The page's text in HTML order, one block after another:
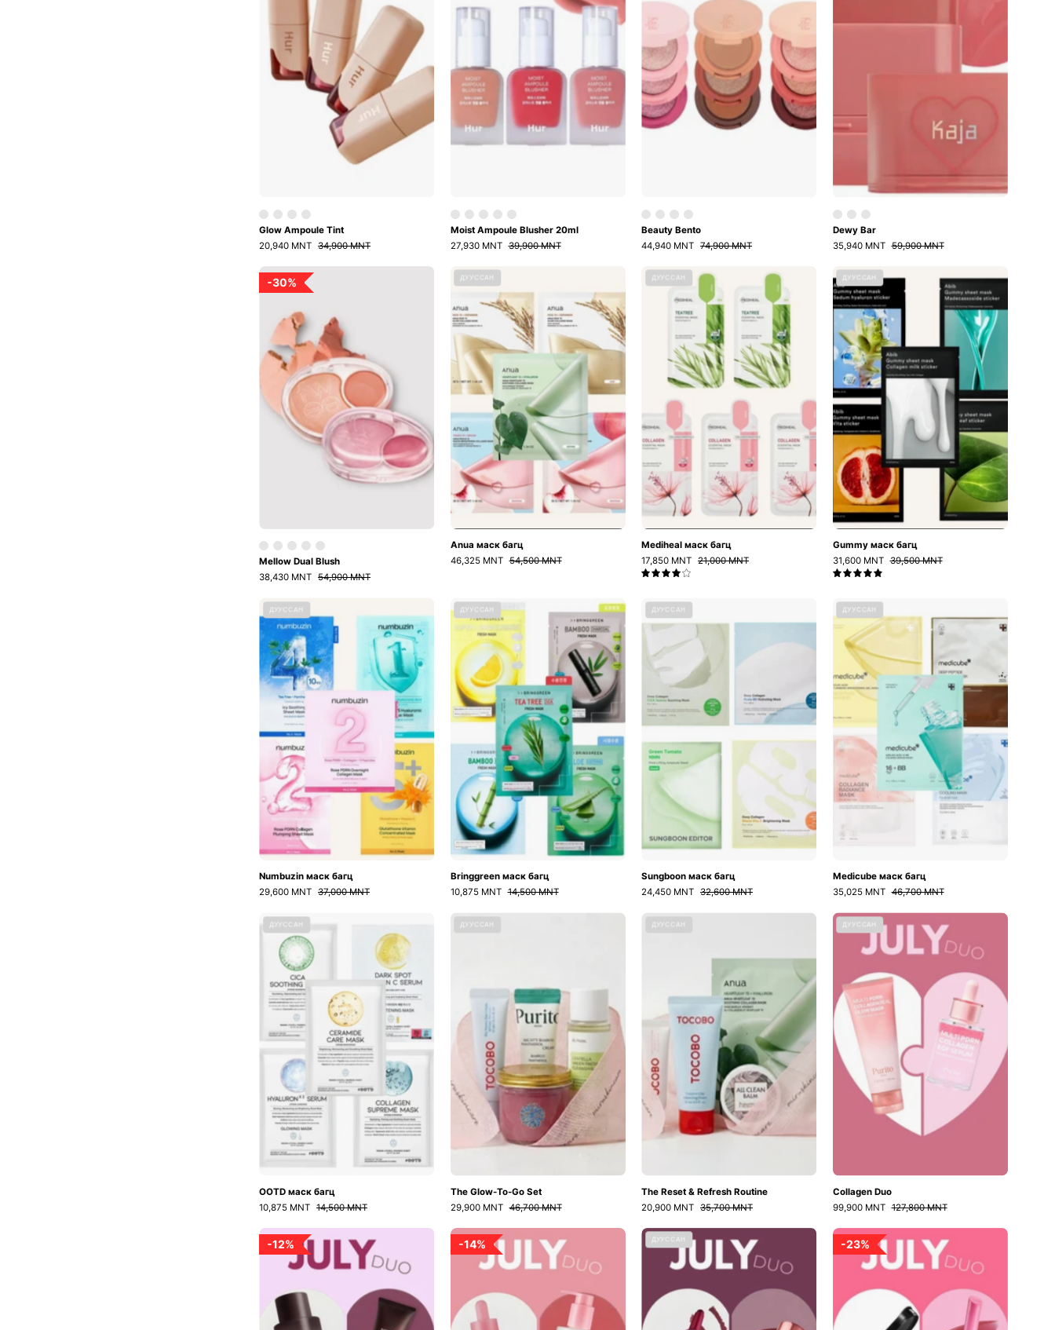
Glow Ampoule Tint
20,940 MNT 34,900 MNT
Moist Ampoule Blusher 20ml
27,930 MNT 39,900 MNT
Beauty Bento
44,940 MNT 74,900 MNT
Dewy Bar
35,940 MNT 59,900 MNT
30%
Mellow Dual Blush
38,430 MNT 54,900 MNT
багц
ДУУССАН
Anua маск багц
46,325 MNT 54,500 MNT
Mediheal
маск
багц
ДУУССАН
Mediheal маск багц
17,850 MNT 21,000 MNT
Gummy
маск
багц
ДУУССАН
Gummy маск багц
31,600 MNT 39,500 MNT
5.0
багц
ДУУССАН
Numbuzin маск багц
29,600 MNT 37,000 MNT
Bringgreen
маск
багц
ДУУССАН
Bringgreen маск багц
10,875 MNT 14,500 MNT
маск
ДУУССАН
Sungboon маск багц
24,450 MNT 32,600 MNT
маск
ДУУССАН
Medicube маск багц
35,025 MNT 46,700 MNT
маск
ДУУССАН
OOTD маск багц
10,875 MNT 14,500 MNT
Set
ДУУССАН
The Glow-To-Go Set
29,900 MNT 46,700 MNT
&
Refresh
Routine
ДУУССАН
The Reset & Refresh Routine
20,900 MNT 35,700 MNT
Collagen
Duo
ДУУССАН
Collagen Duo
99,900 MNT 127,800 MNT
12%
Hydrating
duo
14%
No.3
Duo
Fullest
Lip
ДУУССАН 23%
Beauty
Duo